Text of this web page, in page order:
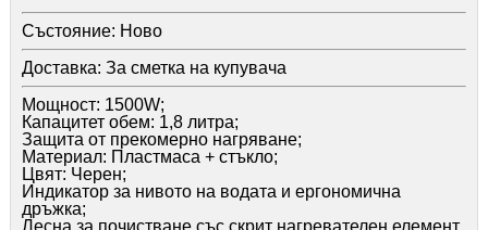
Състояние: Ново
Доставка: За сметка на купувача
Мощност: 1500W;
Капацитет обем: 1,8 литра;
Защита от прекомерно нагряване;
Материал: Пластмаса + стъкло;
Цвят: Черен;
Индикатор за нивото на водата и ергономична
дръжка;
Лесна за почистване със скрит нагревателен елемент